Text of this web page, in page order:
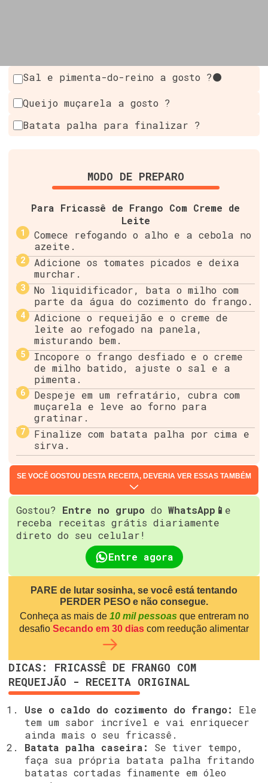
Sal e pimenta-do-reino a gosto ?⚫
Queijo muçarela a gosto ?
Batata palha para finalizar ?
MODO DE PREPARO
Para Fricassê de Frango Com Creme de
Leite
Comece refogando o alho e a cebola no
azeite.
Adicione os tomates picados e deixa
murchar.
No liquidificador, bata o milho com
parte da água do cozimento do frango.
Adicione o requeijão e o creme de
leite ao refogado na panela,
misturando bem.
Incopore o frango desfiado e o creme
de milho batido, ajuste o sal e a
pimenta.
Despeje em um refratário, cubra com
muçarela e leve ao forno para
gratinar.
Finalize com batata palha por cima e
sirva.
SE VOCÊ GOSTOU DESTA RECEITA, DEVERIA VER ESSAS TAMBÉM
Gostou? Entre no grupo do WhatsApp📱 e
receba receitas grátis diariamente
direto do seu celular!
Entre agora
PARE de lutar sosinha, se você está tentando
PERDER PESO e não consegue.
Conheça as mais de 10 mil pessoas que entreram no
desafio Secando em 30 dias com reedução alimentar
DICAS: FRICASSÊ DE FRANGO COM
REQUEIJÃO - RECEITA ORIGINAL
Use o caldo do cozimento do frango:
Ele
tem um sabor incrível e vai enriquecer
ainda mais o seu fricassê.
Batata palha caseira:
Se tiver tempo,
faça sua própria batata palha fritando
batatas cortadas finamente em óleo